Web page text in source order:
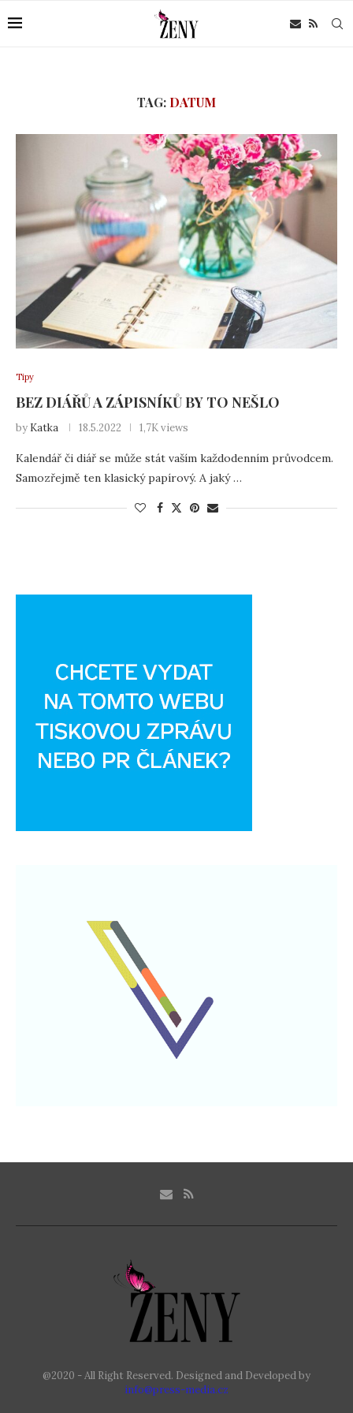
TAG: DATUM
Tipy
BEZ DIÁŘŮ A ZÁPISNÍKŮ BY TO NEŠLO
by Katka 18.5.2022 1,7K views
Kalendář či diář se může stát vaším každodenním průvodcem.
Samozřejmě ten klasický papírový. A jaký …
@2020 - All Right Reserved. Designed and Developed by
info@press-media.cz